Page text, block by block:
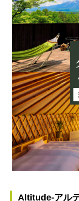
Altitude-アル